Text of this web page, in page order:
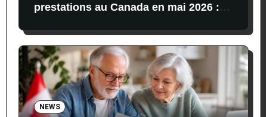
prestations au Canada en mai 2026 :
NEWS